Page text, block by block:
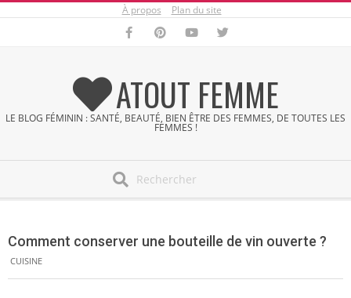
À propos Plan du site
ATOUT FEMME
LE BLOG FÉMININ : SANTÉ, BEAUTÉ, BIEN ÊTRE DES FEMMES, DE TOUTES LES
FEMMES !
Menu
Comment conserver une bouteille de vin ouverte ?
CUISINE